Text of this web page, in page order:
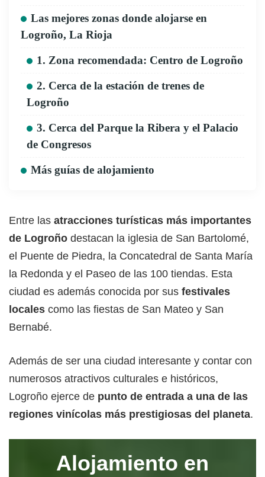
Las mejores zonas donde alojarse en
Logroño, La Rioja
1. Zona recomendada: Centro de Logroño
2. Cerca de la estación de trenes de
Logroño
3. Cerca del Parque la Ribera y el Palacio
de Congresos
Más guías de alojamiento
Entre las atracciones turísticas más importantes
de Logroño destacan la iglesia de San Bartolomé,
el Puente de Piedra, la Concatedral de Santa María
la Redonda y el Paseo de las 100 tiendas. Esta
ciudad es además conocida por sus festivales
locales como las fiestas de San Mateo y San
Bernabé.
Además de ser una ciudad interesante y contar con
numerosos atractivos culturales e históricos,
Logroño ejerce de punto de entrada a una de las
regiones vinícolas más prestigiosas del planeta.
Alojamiento en